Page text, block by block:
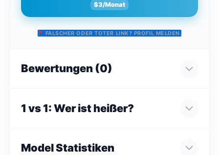
$3/Monat
FALSCHER ODER TOTER LINK? PROFIL MELDEN.
Bewertungen (0)
1 vs 1: Wer ist heißer?
Model Statistiken